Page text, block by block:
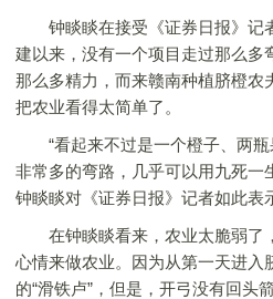
钟睒睒在接受《证券日报》记
建以来，没有一个项目走过那么多
那么多精力，而来赣南种植脐橙农
把农业看得太简单了。
“看起来不过是一个橙子、两瓶
非常多的弯路，几乎可以用九死一
钟睒睒对《证券日报》记者如此表
在钟睒睒看来，农业太脆弱了
心情来做农业。因为从第一天进入
的“滑铁卢”，但是，开弓没有回头